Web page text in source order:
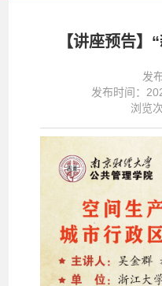
【讲座预告】
发
发布时间：
浏览